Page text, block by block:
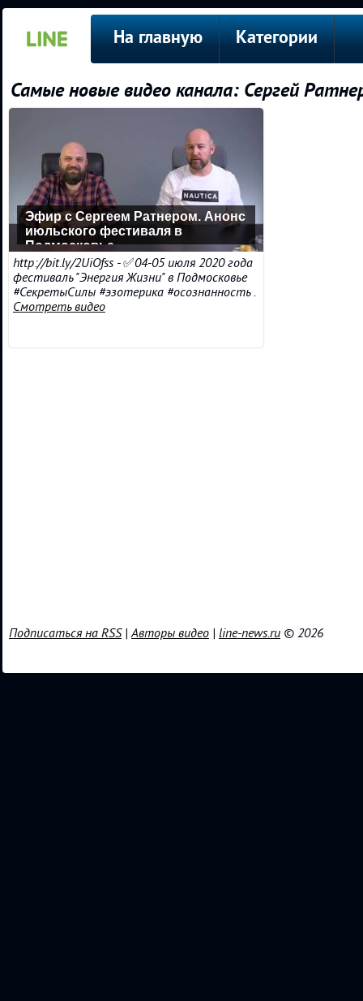
На главную Категории
Самые новые видео канала: Сергей
Эфир с Сергеем Ратнером. Анонс
июльского фестиваля в
Подмосковье
http://bit.ly/2UiOfss - ✅04-05 июля 2020 года
фестиваль "Энергия Жизни" в Подмосковье
#СекретыСилы #эзотерика #осознанность .
Смотреть видео
Подписаться на RSS|Авторы видео | line-news.ru © 2026